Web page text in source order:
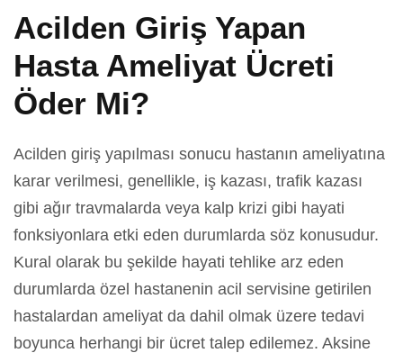
Acilden Giriş Yapan
Hasta Ameliyat Ücreti
Öder Mi?
Acilden giriş yapılması sonucu hastanın ameliyatına
karar verilmesi, genellikle, iş kazası, trafik kazası
gibi ağır travmalarda veya kalp krizi gibi hayati
fonksiyonlara etki eden durumlarda söz konusudur.
Kural olarak bu şekilde hayati tehlike arz eden
durumlarda özel hastanenin acil servisine getirilen
hastalardan ameliyat da dahil olmak üzere tedavi
boyunca herhangi bir ücret talep edilemez. Aksine